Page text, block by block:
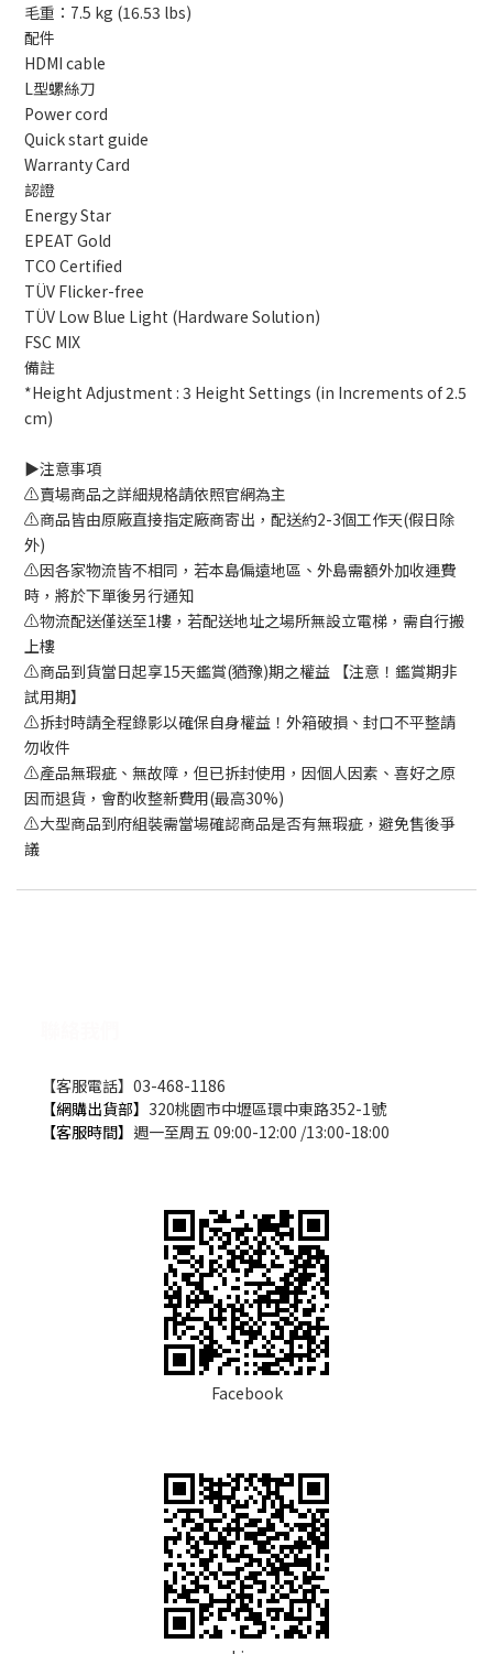
毛重：7.5 kg (16.53 lbs)
配件
HDMI cable
L型螺絲刀
Power cord
Quick start guide
Warranty Card
認證
Energy Star
EPEAT Gold
TCO Certified
TÜV Flicker-free
TÜV Low Blue Light (Hardware Solution)
FSC MIX
備註
*Height Adjustment : 3 Height Settings (in Increments of 2.5
cm)
▶️注意事項
⚠️賣場商品之詳細規格請依照官網為主
⚠️商品皆由原廠直接指定廠商寄出，配送約2-3個工作天(假日除
外)
⚠️因各家物流皆不相同，若本島偏遠地區、外島需額外加收運費
時，將於下單後另行通知
⚠️物流配送僅送至1樓，若配送地址之場所無設立電梯，需自行搬
上樓
⚠️商品到貨當日起享15天鑑賞(猶豫)期之權益 【注意！鑑賞期非
試用期】
⚠️拆封時請全程錄影以確保自身權益！外箱破損、封口不平整請
勿收件
⚠️產品無瑕疵、無故障，但已拆封使用，因個人因素、喜好之原
因而退貨，會酌收整新費用(最高30%)
⚠️大型商品到府組裝需當場確認商品是否有無瑕疵，避免售後爭
議
【客服電話】03-468-1186
【網購出貨部】 320桃園市中壢區環中東路352-1號
【客服時間】 週一至周五 09:00-12:00 /13:00-18:00
Facebook